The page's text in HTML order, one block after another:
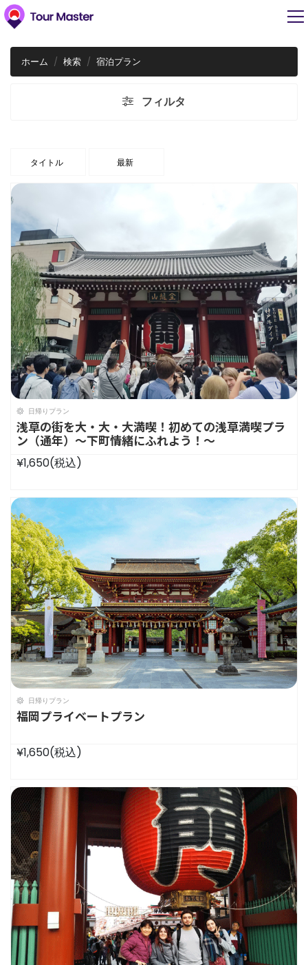
ホーム 検索 宿泊プラン
フィルタ
タイトル 最新
日帰りプラン
浅草の街を大・大・大満喫！初めての浅草満喫プラ
ン（通年）〜下町情緒にふれよう！〜
¥1,650(税込)
日帰りプラン
福岡プライベートプラン
¥1,650(税込)